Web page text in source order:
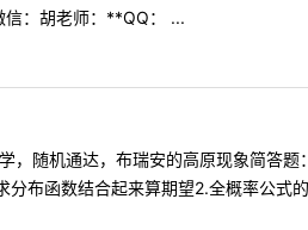
信：胡老师：**QQ： ...
，随机通达，布瑞安的高原现象简答
布函数结合起来算期望2.全概率公式